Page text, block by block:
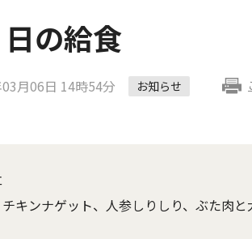
の給食
月06日 14時54分 お知らせ
キンナゲット、人参しりしり、ぶた肉